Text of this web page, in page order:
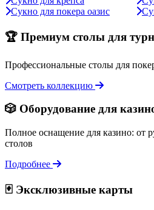
Сукно для покера оазис
🏆 Премиум столы для
Профессиональные столы для
Смотреть коллекцию
🎲 Оборудование для
Полное оснащение для казино: от
столов
Подробнее
🃏 Эксклюзивные карты